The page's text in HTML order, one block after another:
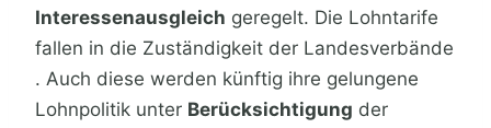
Interessenausgleich geregelt. Die Lohntarife
fallen in die Zuständigkeit der Landesverbände
. Auch diese werden künftig ihre gelungene
Lohnpolitik unter Berücksichtigung der